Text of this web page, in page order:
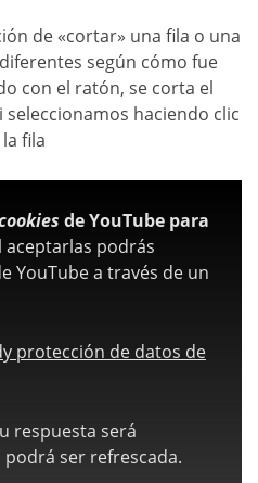
de «cortar» una fila o una
según cómo fue
con el ratón, se corta el
haciendo clic
fila
de YouTube para
aceptarlas podrás
YouTube a través de un
protección de datos de
respuesta será
ser refrescada.